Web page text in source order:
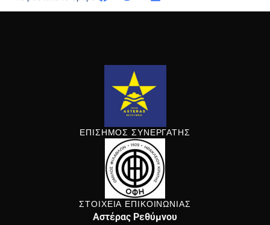
ΕΠΙΣΗΜΟΣ ΣΥΝΕΡΓΑΤΗΣ
ΣΤΟΙΧΕΙΑ ΕΠΙΚΟΙΝΩΝΙΑΣ
Αστέρας Ρεθύμνου